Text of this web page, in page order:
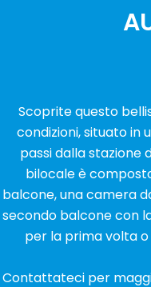
Scoprite questo
condizioni, situato in
passi dalla stazione
bilocale è
balcone, una camera
secondo balcone con
per la prima volta
Contattateci per